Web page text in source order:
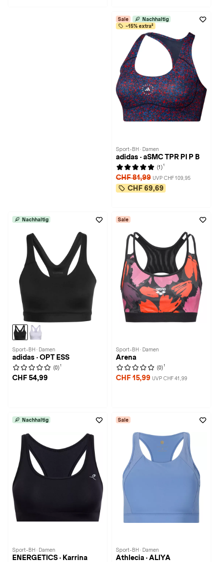
Sale
Nachhaltig
-15% extra²
Sport-BH · Damen
adidas · aSMC TPR PI P B
(1) 1
CHF 81,99 UVP CHF 109,95
CHF 69,69
Nachhaltig
Sport-BH · Damen
adidas · OPT ESS
(0) 1
CHF 54,99
Sale
Sport-BH · Damen
Arena
(0) 1
CHF 15,99 UVP CHF 41,99
Nachhaltig
Sport-BH · Damen
ENERGETICS · Karrina
Sale
Sport-BH · Damen
Athlecia · ALIYA